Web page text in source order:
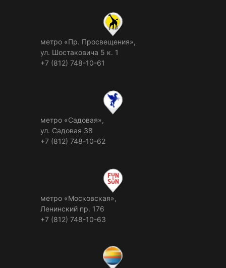
метро «Пр. Просвещения»,
ул. Шостаковича 5 к. 1
+7 (812) 748-10-61
метро «Садовая»,
ул. Садовая 38
+7 (812) 748-10-62
метро «Московская»,
Ленинский пр. 176
+7 (812) 748-10-63